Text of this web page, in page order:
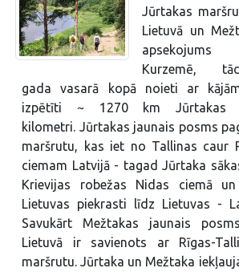
Jūrtakas
Lietuvā un
Kurzemē,
gada vasarā kopā noieti ar
izpētīti ~ 1270 km Jūrtakas
kilometri. Jūrtakas jaunais posms
maršrutu, kas iet no Tallinas caur
ciemam Latvijā - tagad Jūrtaka
Krievijas robežas Nidas ciemā
Lietuvas piekrasti līdz Lietuvas -
Savukārt Mežtakas jaunais
Lietuvā ir savienots ar Rīgas-
maršrutu. Jūrtaka un Mežtaka